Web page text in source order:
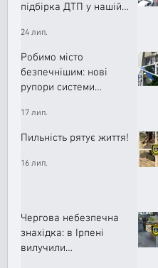
підбірка ДТП у нашій
24 лип.
Робимо місто
безпечнішим: нові
рупори системи
працюють!
17 лип.
Пильність рятує життя!
16 лип.
Чергова небезпечна
знахідка: в Ірпені
вилучили